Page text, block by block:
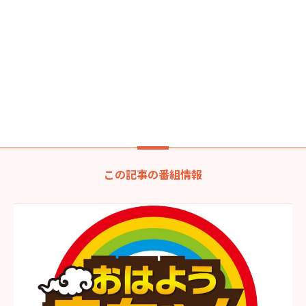
この記事の番組情報